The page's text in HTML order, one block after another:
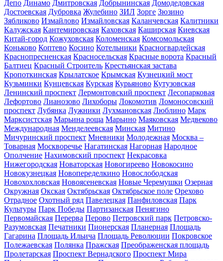
Депо Динамо Дмитровская Добрынинская Домодедовская
Достоевская Дубровка Жулебино ЗИЛ Зорге Зюзино
Зябликово Измайлово Измайловская Каланчевская Калитники
Калужская Кантемировская Каховская Каширская Киевская
Китай-город Кожуховская Коломенская Комсомольская
Коньково Коптево Косино Котельники Красногвардейская
Краснопресненская Красносельская Красные ворота Красный
Балтиец Красный Строитель Крестьянская застава
Кропоткинская Крылатское Крымская Кузнецкий мост
Кузьминки Кунцевская Курская Курьяново Кутузовская
Ленинский проспект Лермонтовский проспект Лесопарковая
Лефортово Лианозово Лихоборы Локомотив Ломоносовский
проспект Лубянка Лужники Лухмановская Люблино Марк
Марксистская Марьина роща Марьино Маяковская Медвеково
Международная Менделеевская Минская Митино
Мичуринский проспект Мневники Молодежная Москва –
Товарная Москворечье Нагатинская Нагорная Народное
Ополчение Нахимовский проспект Некрасовка
Нижегородская Новаторская Новогиреево Новокосино
Новокузнецкая Новопеределкино Новослободская
Новохохловская Новоясеневская Новые Черемушки Озерная
Окружная Окская Октябрьская Октябрьское поле Орехово
Отрадное Охотный ряд Павелецкая Панфиловская Парк
Культуры Парк Победы Партизанская Пенягино
Первомайская Перерва Перово Петровский парк Петровско-
Разумовская Печатники Пионерская Планерная Площадь
Гагарина Площадь Ильича Площадь Революции Покровское
Полежаевская Полянка Пражская Преображенская площадь
Пролетарская Проспект Вернадского Проспект Мира